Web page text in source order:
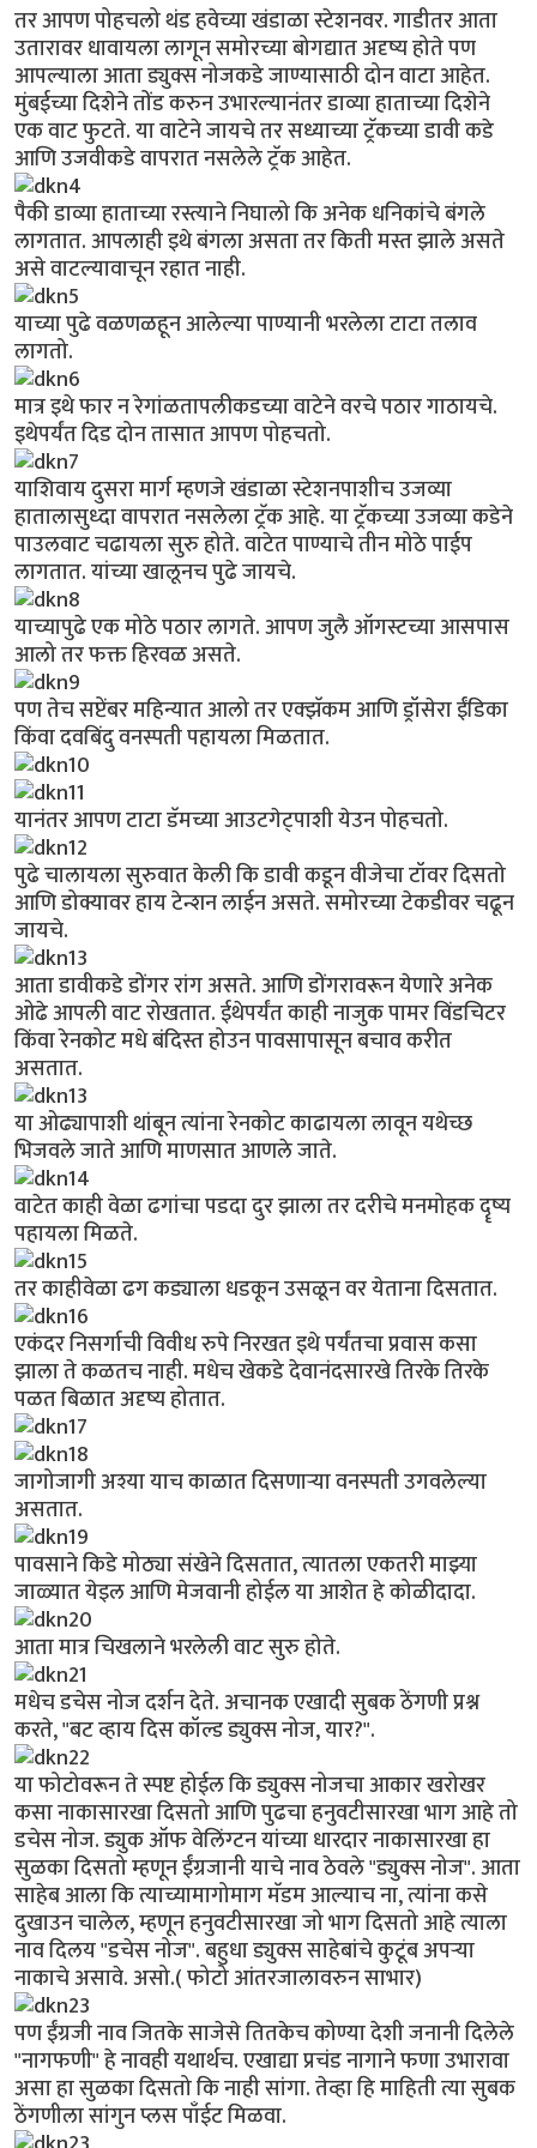
तर आपण पोहचलो थंड हवेच्या खंडाळा स्टेशनवर. गाडीतर आता
उतारावर धावायला लागून समोरच्या बोगद्यात अदृष्य होते पण
आपल्याला आता ड्युक्स नोजकडे जाण्यासाठी दोन वाटा आहेत.
मुंबईच्या दिशेने तोंड करुन उभारल्यानंतर डाव्या हाताच्या दिशेने
एक वाट फुटते. या वाटेने जायचे तर सध्याच्या ट्रॅकच्या डावी कडे
आणि उजवीकडे वापरात नसलेले ट्रॅक आहेत.
पैकी डाव्या हाताच्या रस्त्याने निघालो कि अनेक धनिकांचे बंगले
लागतात. आपलाही इथे बंगला असता तर किती मस्त झाले असते
असे वाटल्यावाचून रहात नाही.
याच्या पुढे वळणळहून आलेल्या पाण्यानी भरलेला टाटा तलाव
लागतो.
मात्र इथे फार न रेगांळतापलीकडच्या वाटेने वरचे पठार गाठायचे.
इथेपर्यंत दिड दोन तासात आपण पोहचतो.
याशिवाय दुसरा मार्ग म्हणजे खंडाळा स्टेशनपाशीच उजव्या
हातालासुध्दा वापरात नसलेला ट्रॅक आहे. या ट्रॅकच्या उजव्या कडेने
पाउलवाट चढायला सुरु होते. वाटेत पाण्याचे तीन मोठे पाईप
लागतात. यांच्या खालूनच पुढे जायचे.
याच्यापुढे एक मोठे पठार लागते. आपण जुलै ऑगस्टच्या आसपास
आलो तर फक्त हिरवळ असते.
पण तेच सप्टेंबर महिन्यात आलो तर एक्झॅकम आणि ड्रॉसेरा ईंडिका
किंवा दवबिंदु वनस्पती पहायला मिळतात.
यानंतर आपण टाटा डॅमच्या आउटगेट्पाशी येउन पोहचतो.
पुढे चालायला सुरुवात केली कि डावी कडून वीजेचा टॉवर दिसतो
आणि डोक्यावर हाय टेन्शन लाईन असते. समोरच्या टेकडीवर चढून
जायचे.
आता डावीकडे डोंगर रांग असते. आणि डोंगरावरून येणारे अनेक
ओढे आपली वाट रोखतात. ईथेपर्यंत काही नाजुक पामर विंडचिटर
किंवा रेनकोट मधे बंदिस्त होउन पावसापासून बचाव करीत
असतात.
या ओढ्यापाशी थांबून त्यांना रेनकोट काढायला लावून यथेच्छ
भिजवले जाते आणि माणसात आणले जाते.
वाटेत काही वेळा ढगांचा पडदा दुर झाला तर दरीचे मनमोहक दॄष्य
पहायला मिळते.
तर काहीवेळा ढग कड्याला धडकून उसळून वर येताना दिसतात.
एकंदर निसर्गाची विवीध रुपे निरखत इथे पर्यंतचा प्रवास कसा
झाला ते कळतच नाही. मधेच खेकडे देवानंदसारखे तिरके तिरके
पळत बिळात अदृष्य होतात.
जागोजागी अश्या याच काळात दिसणार्‍या वनस्पती उगवलेल्या
असतात.
पावसाने किडे मोठ्या संखेने दिसतात, त्यातला एकतरी माझ्या
जाळ्यात येइल आणि मेजवानी होईल या आशेत हे कोळीदादा.
आता मात्र चिखलाने भरलेली वाट सुरु होते.
मधेच डचेस नोज दर्शन देते. अचानक एखादी सुबक ठेंगणी प्रश्न
करते, "बट व्हाय दिस कॉल्ड ड्युक्स नोज, यार?".
या फोटोवरून ते स्पष्ट होईल कि ड्युक्स नोजचा आकार खरोखर
कसा नाकासारखा दिसतो आणि पुढचा हनुवटीसारखा भाग आहे तो
डचेस नोज. ड्युक ऑफ वेलिंग्टन यांच्या धारदार नाकासारखा हा
सुळका दिसतो म्हणून ईंग्रजानी याचे नाव ठेवले "ड्युक्स नोज". आता
साहेब आला कि त्याच्यामागोमाग मॅडम आल्याच ना, त्यांना कसे
दुखाउन चालेल, म्हणून हनुवटीसारखा जो भाग दिसतो आहे त्याला
नाव दिलय "डचेस नोज". बहुधा ड्युक्स साहेबांचे कुटूंब अपर्‍या
नाकाचे असावे. असो.( फोटो आंतरजालावरुन साभार)
पण ईंग्रजी नाव जितके साजेसे तितकेच कोण्या देशी जनानी दिलेले
"नागफणी" हे नावही यथार्थच. एखाद्या प्रचंड नागाने फणा उभारावा
असा हा सुळका दिसतो कि नाही सांगा. तेव्हा हि माहिती त्या सुबक
ठेंगणीला सांगुन प्लस पाँईट मिळवा.